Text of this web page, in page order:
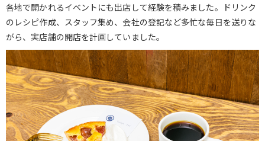
各地で開かれるイベントにも出店して経験を積みました。ドリンク
のレシピ作成、スタッフ集め、会社の登記など多忙な毎日を送りな
がら、実店舗の開店を計画していました。